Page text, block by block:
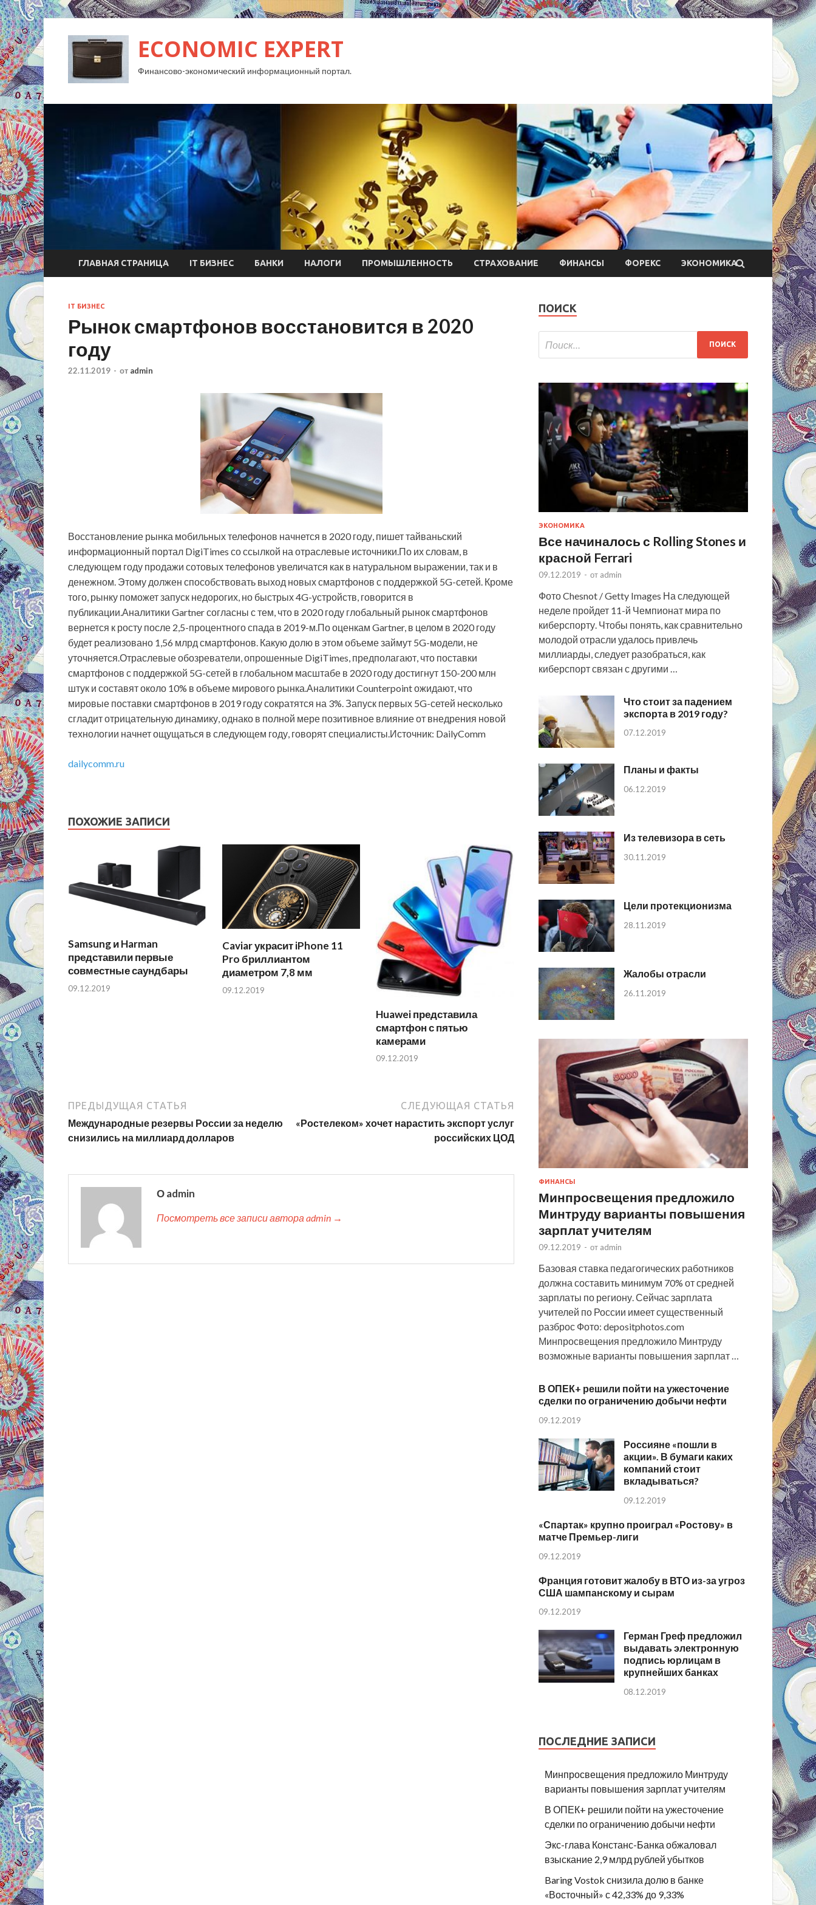
ECONOMIC EXPERT
Финансово-экономический информационный портал.
ГЛАВНАЯ СТРАНИЦА IT БИЗНЕС БАНКИ НАЛОГИ ПРОМЫШЛЕННОСТЬ СТРАХОВАНИЕ ФИНАНСЫ ФОРЕКС ЭКОНОМИКА
IT БИЗНЕС
Рынок смартфонов восстановится в 2020
году
22.11.2019 - от admin
Восстановление рынка мобильных телефонов начнется в 2020 году, пишет тайваньский
информационный портал DigiTimes со ссылкой на отраслевые источники.По их словам, в
следующем году продажи сотовых телефонов увеличатся как в натуральном выражении, так и в
денежном. Этому должен способствовать выход новых смартфонов с поддержкой 5G-сетей. Кроме
того, рынку поможет запуск недорогих, но быстрых 4G-устройств, говорится в
публикации.Аналитики Gartner согласны с тем, что в 2020 году глобальный рынок смартфонов
вернется к росту после 2,5-процентного спада в 2019-м.По оценкам Gartner, в целом в 2020 году
будет реализовано 1,56 млрд смартфонов. Какую долю в этом объеме займут 5G-модели, не
уточняется.Отраслевые обозреватели, опрошенные DigiTimes, предполагают, что поставки
смартфонов с поддержкой 5G-сетей в глобальном масштабе в 2020 году достигнут 150-200 млн
штук и составят около 10% в объеме мирового рынка.Аналитики Counterpoint ожидают, что
мировые поставки смартфонов в 2019 году сократятся на 3%. Запуск первых 5G-сетей несколько
сгладит отрицательную динамику, однако в полной мере позитивное влияние от внедрения новой
технологии начнет ощущаться в следующем году, говорят специалисты.Источник: DailyComm
dailycomm.ru
ПОХОЖИЕ ЗАПИСИ
Samsung и Harman
представили первые
совместные саундбары
09.12.2019
Caviar украсит iPhone 11
Pro бриллиантом
диаметром 7,8 мм
09.12.2019
Huawei представила
смартфон с пятью
камерами
09.12.2019
ПРЕДЫДУЩАЯ СТАТЬЯ
Международные резервы России за неделю
снизились на миллиард долларов
СЛЕДУЮЩАЯ СТАТЬЯ
«Ростелеком» хочет нарастить экспорт услуг
российских ЦОД
О admin
Посмотреть все записи автора admin →
ПОИСК
ЭКОНОМИКА
Все начиналось с Rolling Stones и
красной Ferrari
09.12.2019 - от admin
Фото Chesnot / Getty Images На следующей
неделе пройдет 11-й Чемпионат мира по
киберспорту. Чтобы понять, как сравнительно
молодой отрасли удалось привлечь
миллиарды, следует разобраться, как
киберспорт связан с другими …
Что стоит за падением
экспорта в 2019 году?
07.12.2019
Планы и факты
06.12.2019
Из телевизора в сеть
30.11.2019
Цели протекционизма
28.11.2019
Жалобы отрасли
26.11.2019
ФИНАНСЫ
Минпросвещения предложило
Минтруду варианты повышения
зарплат учителям
09.12.2019 - от admin
Базовая ставка педагогических работников
должна составить минимум 70% от средней
зарплаты по региону. Сейчас зарплата
учителей по России имеет существенный
разброс Фото: depositphotos.com
Минпросвещения предложило Минтруду
возможные варианты повышения зарплат …
В ОПЕК+ решили пойти на ужесточение
сделки по ограничению добычи нефти
09.12.2019
Россияне «пошли в
акции». В бумаги каких
компаний стоит
вкладываться?
09.12.2019
«Спартак» крупно проиграл «Ростову» в
матче Премьер-лиги
09.12.2019
Франция готовит жалобу в ВТО из-за угроз
США шампанскому и сырам
09.12.2019
Герман Греф предложил
выдавать электронную
подпись юрлицам в
крупнейших банках
08.12.2019
ПОСЛЕДНИЕ ЗАПИСИ
Минпросвещения предложило Минтруду
варианты повышения зарплат учителям
В ОПЕК+ решили пойти на ужесточение
сделки по ограничению добычи нефти
Экс-глава Констанс-Банка обжаловал
взыскание 2,9 млрд рублей убытков
Baring Vostok снизила долю в банке
«Восточный» с 42,33% до 9,33%